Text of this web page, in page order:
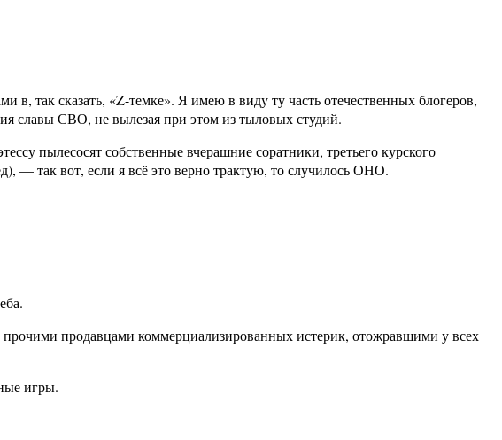
в, так сказать, «Z-темке». Я имею в виду ту часть отечественных блогеров,
славы СВО, не вылезая при этом из тыловых студий.
пылесосят собственные вчерашние соратники, третьего курского
— так вот, если я всё это верно трактую, то случилось ОНО.
продавцами коммерциализированных истерик, отожравшими у всех
игры.